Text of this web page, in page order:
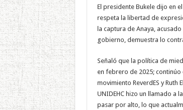
El presidente Bukele dijo en
respeta la libertad de
la captura de Anaya,
gobierno, demuestra lo
Señaló que la política de
en febrero de 2025;
movimiento ReverdES y
UNIDEHC hizo un llamado a
pasar por alto, lo que